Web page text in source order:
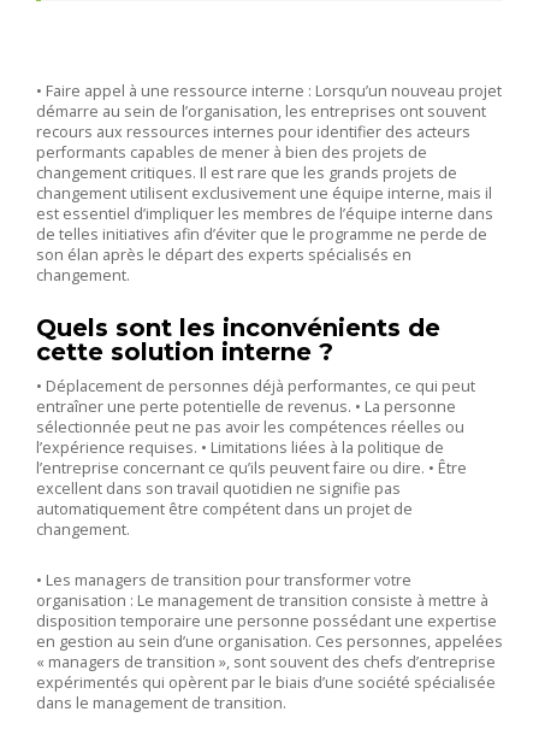
• Faire appel à une ressource interne : Lorsqu’un nouveau projet
démarre au sein de l’organisation, les entreprises ont souvent
recours aux ressources internes pour identifier des acteurs
performants capables de mener à bien des projets de
changement critiques. Il est rare que les grands projets de
changement utilisent exclusivement une équipe interne, mais il
est essentiel d’impliquer les membres de l’équipe interne dans
de telles initiatives afin d’éviter que le programme ne perde de
son élan après le départ des experts spécialisés en
changement.
Quels sont les inconvénients de
cette solution interne ?
• Déplacement de personnes déjà performantes, ce qui peut
entraîner une perte potentielle de revenus. • La personne
sélectionnée peut ne pas avoir les compétences réelles ou
l’expérience requises. • Limitations liées à la politique de
l’entreprise concernant ce qu’ils peuvent faire ou dire. • Être
excellent dans son travail quotidien ne signifie pas
automatiquement être compétent dans un projet de
changement.
• Les managers de transition pour transformer votre
organisation : Le management de transition consiste à mettre à
disposition temporaire une personne possédant une expertise
en gestion au sein d’une organisation. Ces personnes, appelées
« managers de transition », sont souvent des chefs d’entreprise
expérimentés qui opèrent par le biais d’une société spécialisée
dans le management de transition.